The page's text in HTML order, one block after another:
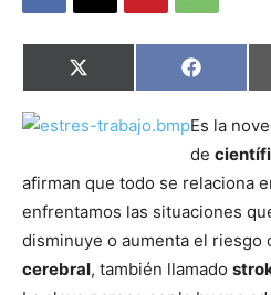
Compartir
en
X
(Twitter)
Compartir
en
Facebook
Es la
de
afirman que todo se relaciona
enfrentamos las situaciones
disminuye o aumenta el riesgo
cerebral, también llamado